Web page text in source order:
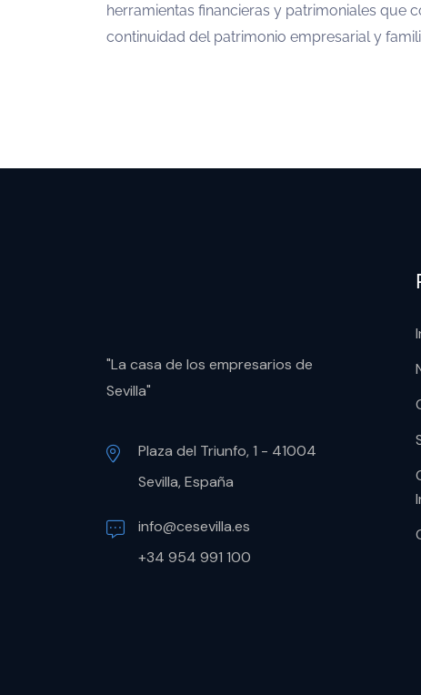
herramientas financieras y patrimoniales que
continuidad del patrimonio empresarial y
"La casa de los empresarios de
Sevilla"
Plaza del Triunfo, 1 - 41004
Sevilla, España
info@cesevilla.es
+34 954 991 100